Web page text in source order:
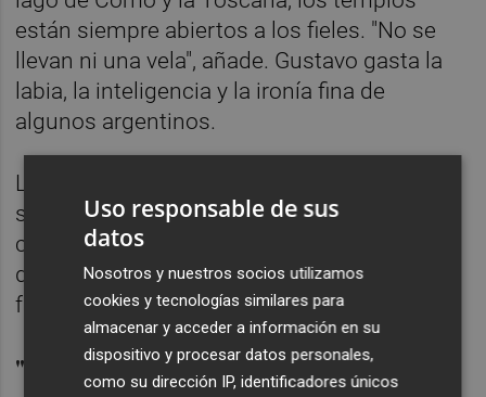
están siempre abiertos a los fieles. "No se
llevan ni una vela", añade. Gustavo gasta la
labia, la inteligencia y la ironía fina de
algunos argentinos.
Las mujeres eran mayoría en la misa en que
se ha nombrado a mi tía. Ellas asisten a los
curas y aseguran, con su trabajo
desinteresado, que las parroquias sigan
funcionando. Retrasan el final.
"Madrileños,go home!"
Uso responsable de sus
datos
Nosotros y nuestros socios utilizamos
cookies y tecnologías similares para
almacenar y acceder a información en su
dispositivo y procesar datos personales,
como su dirección IP, identificadores únicos